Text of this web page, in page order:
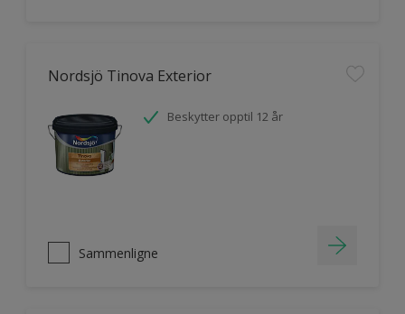
Nordsjö Tinova Exterior
Beskytter opptil 12 år
Sammenligne